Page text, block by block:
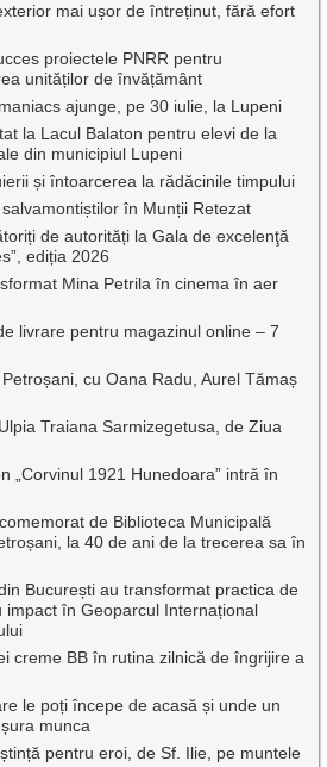
mai ușor de întreținut, fără efort
proiectele PNRR pentru
unităților de învățământ
ajunge, pe 30 iulie, la Lupeni
la Lacul Balaton pentru elevi de la
din municipiul Lupeni
și întoarcerea la rădăcinile timpului
în Munții Retezat
de autorități la Gala de excelenţă
ediția 2026
Mina Petrila în cinema în aer
livrare pentru magazinul online – 7
cu Oana Radu, Aurel Tămaș
Traiana Sarmizegetusa, de Ziua
„Corvinul 1921 Hunedoara” intră în
de Biblioteca Municipală
la 40 de ani de la trecerea sa în
București au transformat practica de
în Geoparcul Internațional
creme BB în rutina zilnică de îngrijire a
le poți începe de acasă și unde un
munca
pentru eroi, de Sf. Ilie, pe muntele